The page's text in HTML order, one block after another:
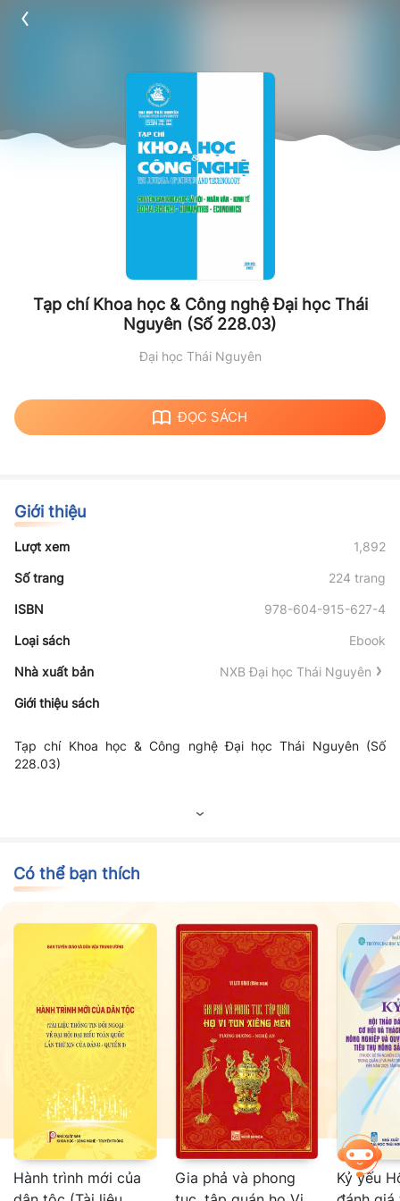
Tạp chí Khoa học & Công nghệ Đại học Thái
Nguyên (Số 228.03)
Đại học Thái Nguyên
ĐỌC SÁCH
Giới thiệu
Lượt xem 1,892
Số trang 224 trang
ISBN 978-604-915-627-4
Loại sách Ebook
Nhà xuất bản NXB Đại học Thái Nguyên
Giới thiệu sách
Tạp chí Khoa học & Công nghệ Đại học Thái Nguyên (Số
228.03)
Có thể bạn thích
Hành trình mới của
Gia phả và phong
Kỷ yếu